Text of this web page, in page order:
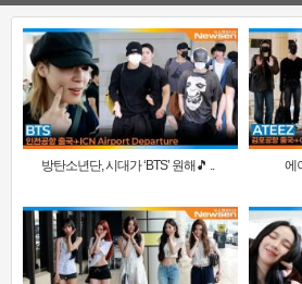
방탄소년단, 시대가 ‘BTS’ 원해🎵 .. 에